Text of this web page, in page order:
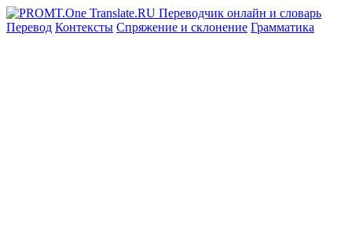
Перевод Контексты Спряжение и склонение Грамматика